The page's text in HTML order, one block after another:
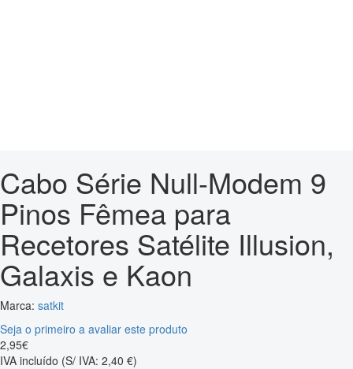
Cabo Série Null-Modem 9
Pinos Fêmea para
Recetores Satélite Illusion,
Galaxis e Kaon
Marca: satkit
Seja o primeiro a avaliar este produto
2,95€
IVA incluído (S/ IVA: 2,40 €)